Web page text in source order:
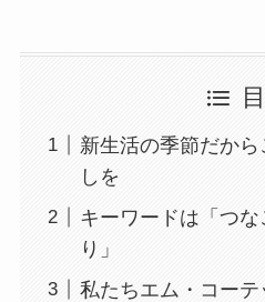
新生活の季節だか
しを
キーワードは「つ
り」
私たちエム・コーテ